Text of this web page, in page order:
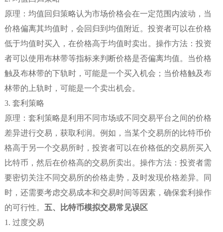
原理：均值回归策略认为市场价格会在一定范围内波动，当
价格偏离其均值时，会回归到均值附近。投资者可以在价格
低于均值时买入，在价格高于均值时卖出。操作方法：投资
者可以使用布林带等指标来判断价格是否偏离均值。当价格
触及布林带的下轨时，可能是一个买入机会；当价格触及布
林带的上轨时，可能是一个卖出机会。
3. 套利策略
原理：套利策略是利用不同市场或不同交易平台之间的价格
差异进行交易，获取利润。例如，当某个交易所的比特币价
格高于另一个交易所时，投资者可以在价格低的交易所买入
比特币，然后在价格高的交易所卖出。操作方法：投资者需
要密切关注不同交易所的价格走势，及时发现价格差异。同
时，还需要考虑交易成本和交易时间等因素，确保套利操作
的可行性。 五、比特币模拟交易常见误区
1. 过度交易